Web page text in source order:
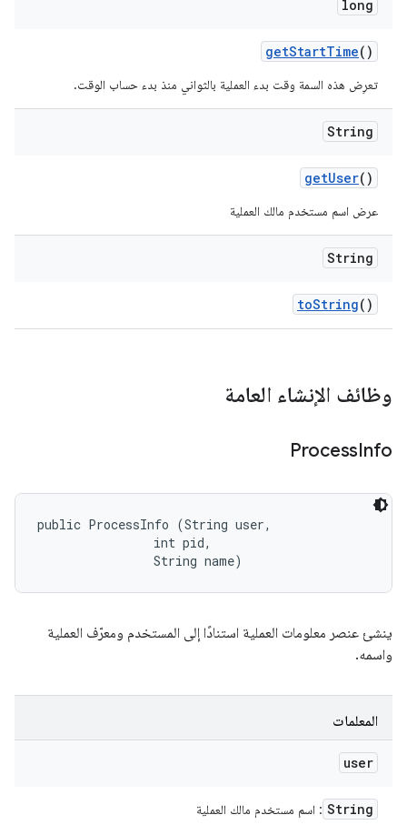
long
getStartTime()
تعرِض هذه السمة وقت بدء العملية بالثواني منذ بدء حساب الوقت.
String
getUser()
عرض اسم مستخدم مالك العملية
String
toString()
وظائف الإنشاء العامة
ProcessInfo
public ProcessInfo (String user,
                int pid,
                String name)
ينشئ عنصر معلومات العملية استنادًا إلى المستخدم ومعرّف العملية
واسمه.
المعلمات
user
String : اسم مستخدم مالك العملية